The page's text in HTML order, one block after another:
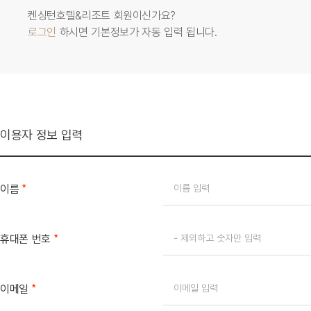
켄싱턴호텔&리조트 회원이신가요?
로그인 하시면 기본정보가 자동 입력 됩니다.
이용자 정보 입력
이름 *
휴대폰 번호 *
이메일 *